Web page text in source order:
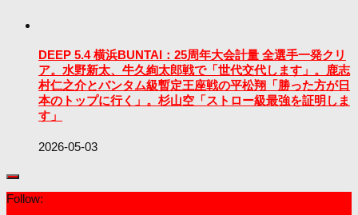
DEEP 5.4 横浜BUNTAI：25周年大会計量 全選手一発クリ
ア。水野新太、牛久絢太郎戦で「世代交代します」。鹿志
村仁之介とバンタム級暫定王座戦の平松翔「勝った方が日
本のトップに行く」。杉山空「ストロー級最強を証明しま
す」
2026-05-03
Follow: